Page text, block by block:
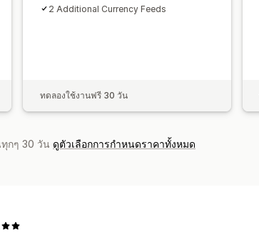
2 Additional Currency Feeds
ทดลองใช้งานฟรี 30 วัน
ทุกๆ 30 วัน ดูตัวเลือกการกำหนดราคาทั้งหมด